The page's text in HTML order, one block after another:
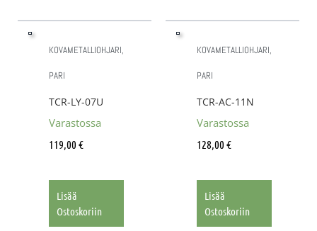
KOVAMETALLIOHJARI,
PARI
TCR-LY-07U
Varastossa
119,00 €
Lisää
Ostoskoriin
KOVAMETALLIOHJARI,
PARI
TCR-AC-11N
Varastossa
128,00 €
Lisää
Ostoskoriin